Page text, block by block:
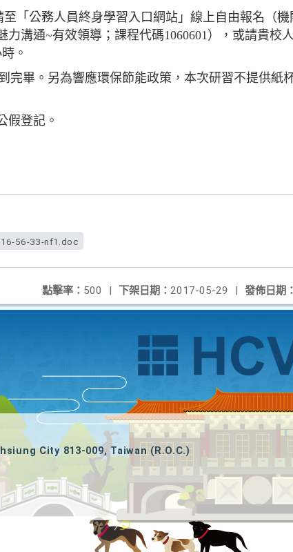
「公務人員終身學習入口網站」線上自由報名（機
溝通~有效領導；課程代碼1060601），或請貴校
。
完畢。另為響應環保節能政策，本次研習不提供紙
假登記。
56-33-nf1.doc
發佈日期：
下架日期： 2017-05-29 |
點擊率： 500 |
City 813-009, Taiwan (R.O.C.)